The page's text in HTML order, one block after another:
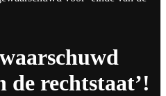
de rechtstaat’!